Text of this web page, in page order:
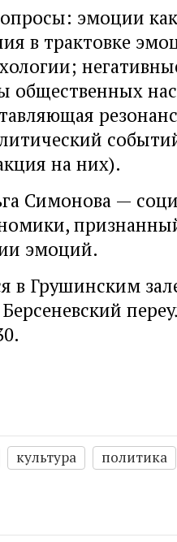
эмоции
в трактовке
общественных
на них).
Симонова —
эмоций.
в Грушинским
культура политика